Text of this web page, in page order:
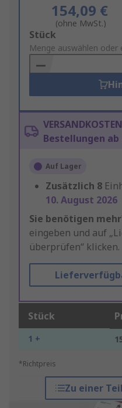
154,09 €
(ohne MwSt.)
Add
to
Basket
Stück
Menge auswählen oder
Bestellungen ab
Auf Lager
Zusätzlich 8
10. August 2026
Sie benötigen
eingeben und auf
überprüfen“ klicken.
Stück
1 +
*Richtpreis
Zu einer